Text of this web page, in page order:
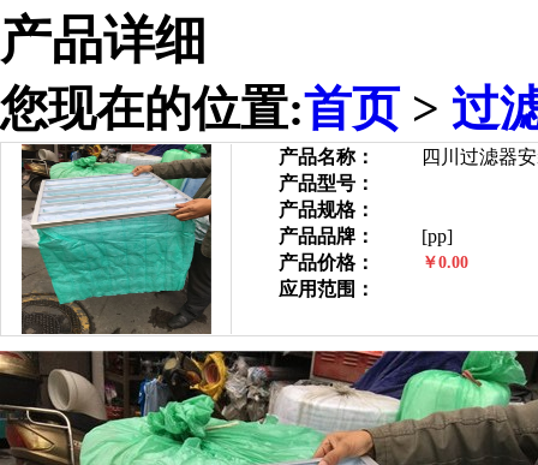
产品详细
您现在的位置:首页> 过
产品名称：
四川过滤器
产品型号：
产品规格：
产品品牌：
[pp]
产品价格：
￥0.00
应用范围：